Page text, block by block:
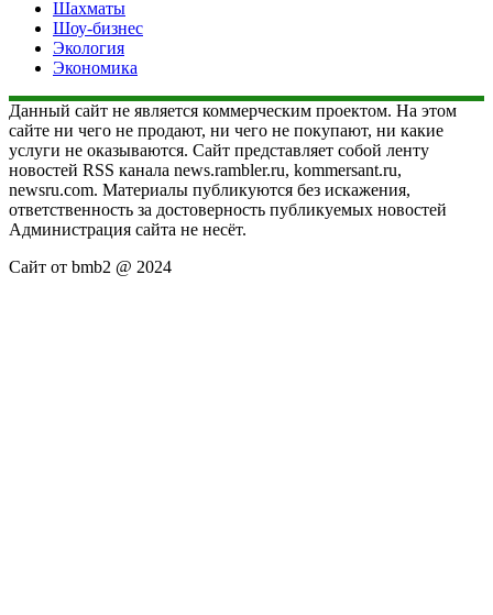
Шахматы
Шоу-бизнес
Экология
Экономика
Данный сайт не является коммерческим проектом. На этом
сайте ни чего не продают, ни чего не покупают, ни какие
услуги не оказываются. Сайт представляет собой ленту
новостей RSS канала news.rambler.ru, kommersant.ru,
newsru.com. Материалы публикуются без искажения,
ответственность за достоверность публикуемых новостей
Администрация сайта не несёт.
Сайт от bmb2 @ 2024